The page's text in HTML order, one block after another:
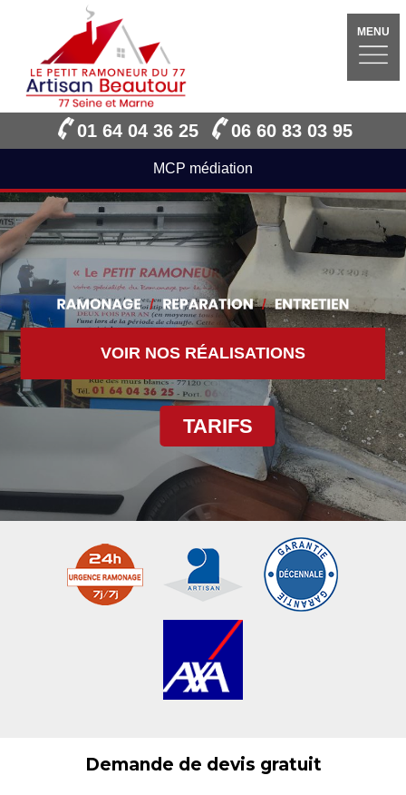
MENU
01 64 04 36 25 06 60 83 03 95
MCP médiation
VOIR NOS RÉALISATIONS
TARIFS
Demande de devis gratuit